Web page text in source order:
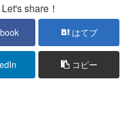
share！
はてブ
コピー